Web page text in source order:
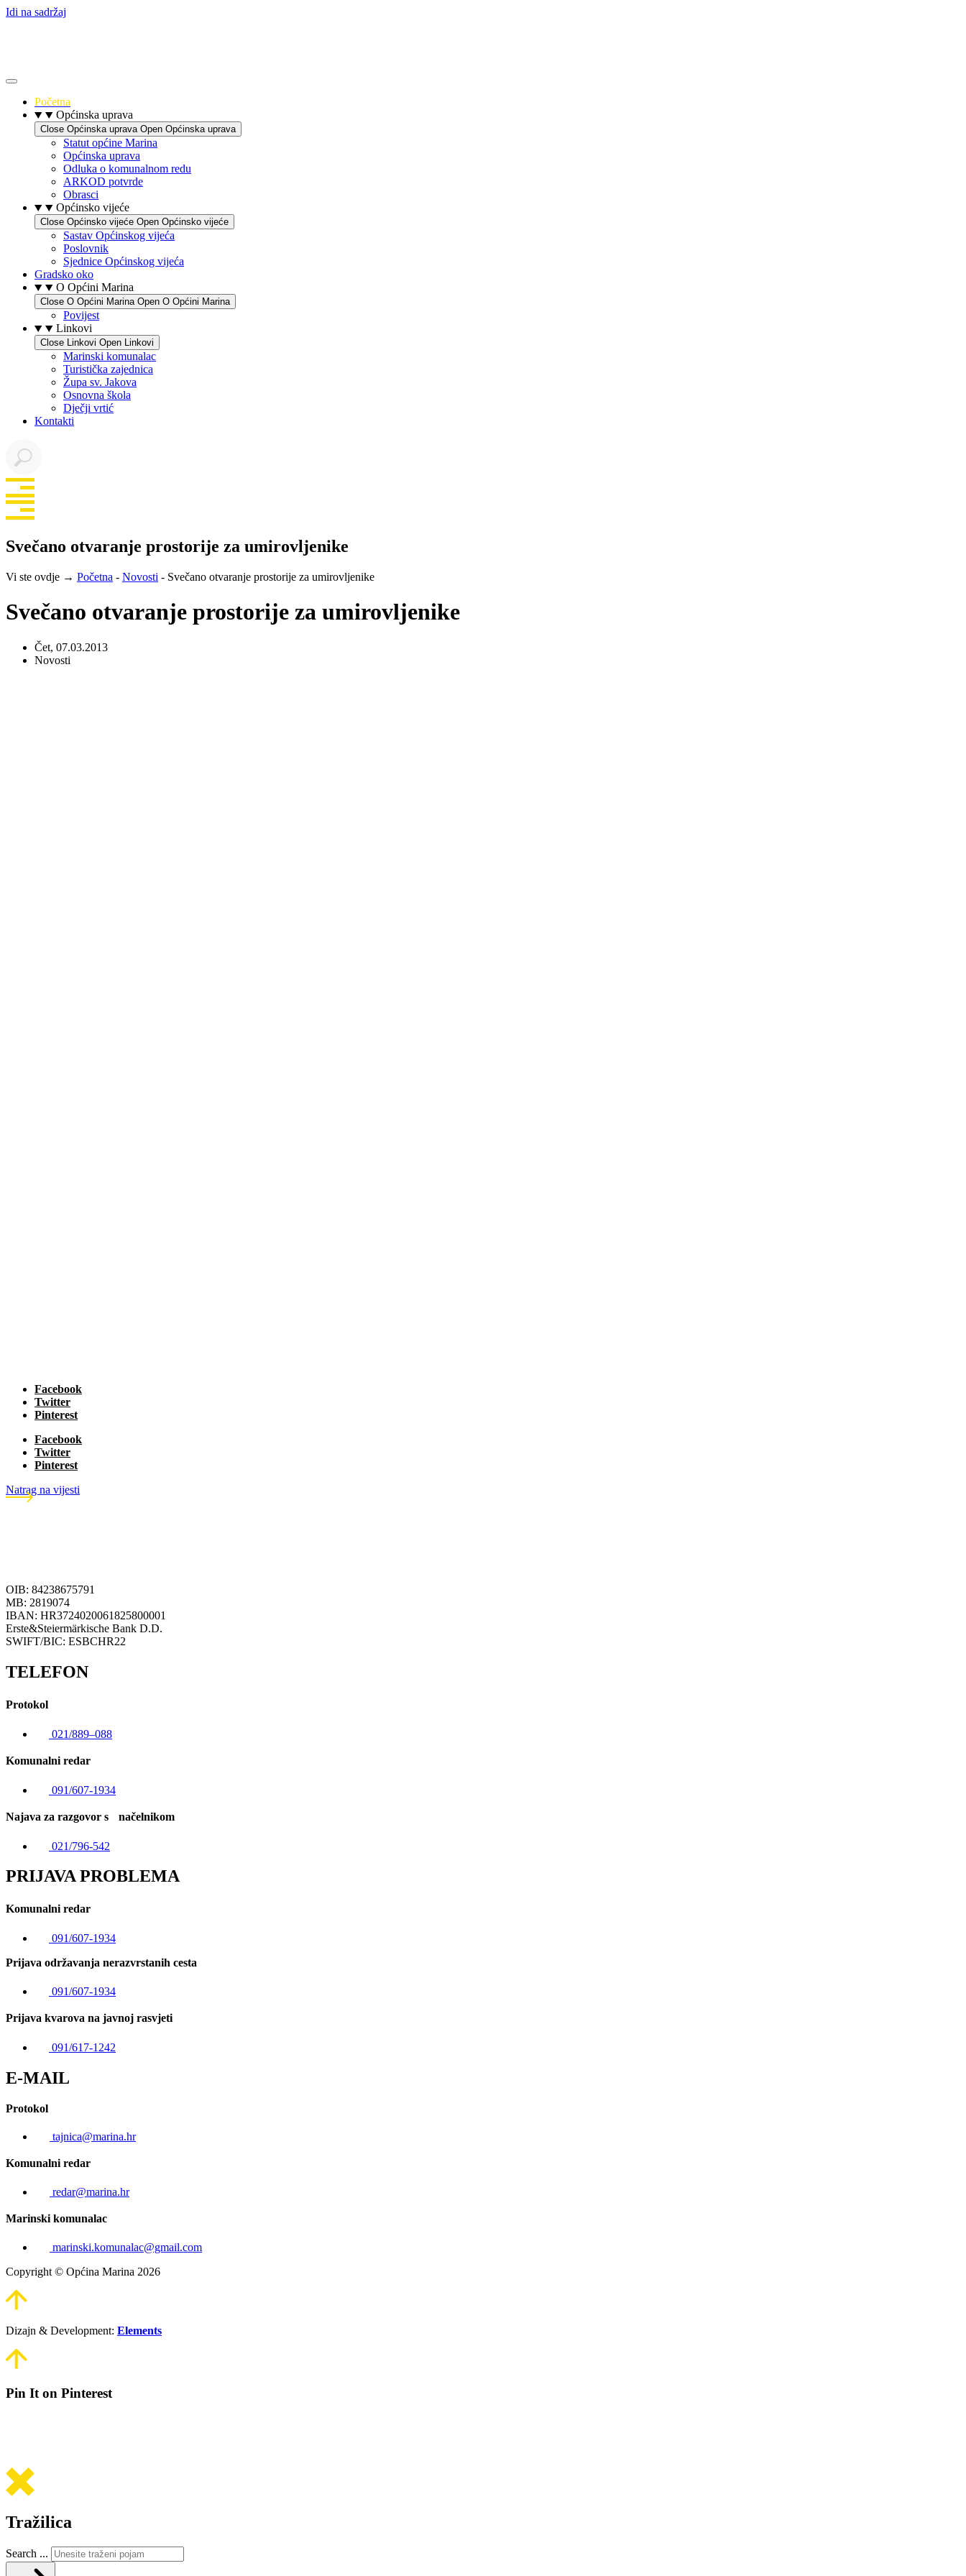
Idi na sadržaj
Početna
Općinska uprava
Close Općinska uprava Open Općinska uprava
Statut općine Marina
Općinska uprava
Odluka o komunalnom redu
ARKOD potvrde
Obrasci
Općinsko vijeće
Close Općinsko vijeće Open Općinsko vijeće
Sastav Općinskog vijeća
Poslovnik
Sjednice Općinskog vijeća
Gradsko oko
O Općini Marina
Close O Općini Marina Open O Općini Marina
Povijest
Linkovi
Close Linkovi Open Linkovi
Marinski komunalac
Turistička zajednica
Župa sv. Jakova
Osnovna škola
Dječji vrtić
Kontakti
Svečano otvaranje prostorije za umirovljenike
Vi ste ovdje → Početna - Novosti - Svečano otvaranje prostorije za umirovljenike
Svečano otvaranje prostorije za umirovljenike
Čet, 07.03.2013
Novosti
Facebook
Twitter
Pinterest
Facebook
Twitter
Pinterest
Natrag na vijesti
OIB: 84238675791
MB: 2819074
IBAN: HR3724020061825800001
Erste&Steiermärkische Bank D.D.
SWIFT/BIC: ESBCHR22
TELEFON
Protokol
021/889–088
Komunalni redar
091/607-1934
Najava za razgovor s načelnikom
021/796-542
PRIJAVA PROBLEMA
Komunalni redar
091/607-1934
Prijava održavanja nerazvrstanih cesta
091/607-1934
Prijava kvarova na javnoj rasvjeti
091/617-1242
E-MAIL
Protokol
tajnica@marina.hr
Komunalni redar
redar@marina.hr
Marinski komunalac
marinski.komunalac@gmail.com
Copyright © Općina Marina 2026
Dizajn & Development: Elements
Pin It on Pinterest
Tražilica
Search ...